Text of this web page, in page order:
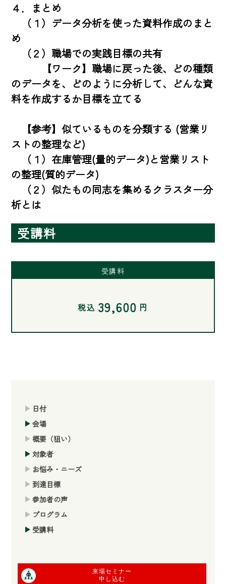
日付
会場
概要（狙い）
対象者
お悩み・ニーズ
到達目標
参加者の声
プログラム
受講料
来場セミナー
申し込む
４．まとめ
（１）データ分析を使った資料作成のまと
め
（２）職場での実践目標の共有
【ワーク】職場に戻った後、どの種類
のデータを、どのように分析して、どんな資
料を作成するか目標を立てる
【参考】似ているものを分類する (営業リ
ストの整理など)
（１）在庫管理(量的データ)と営業リスト
の整理(質的データ)
（２）似たもの同志を集めるクラスター分
析とは
受講料
受講料
税込 39,600 円